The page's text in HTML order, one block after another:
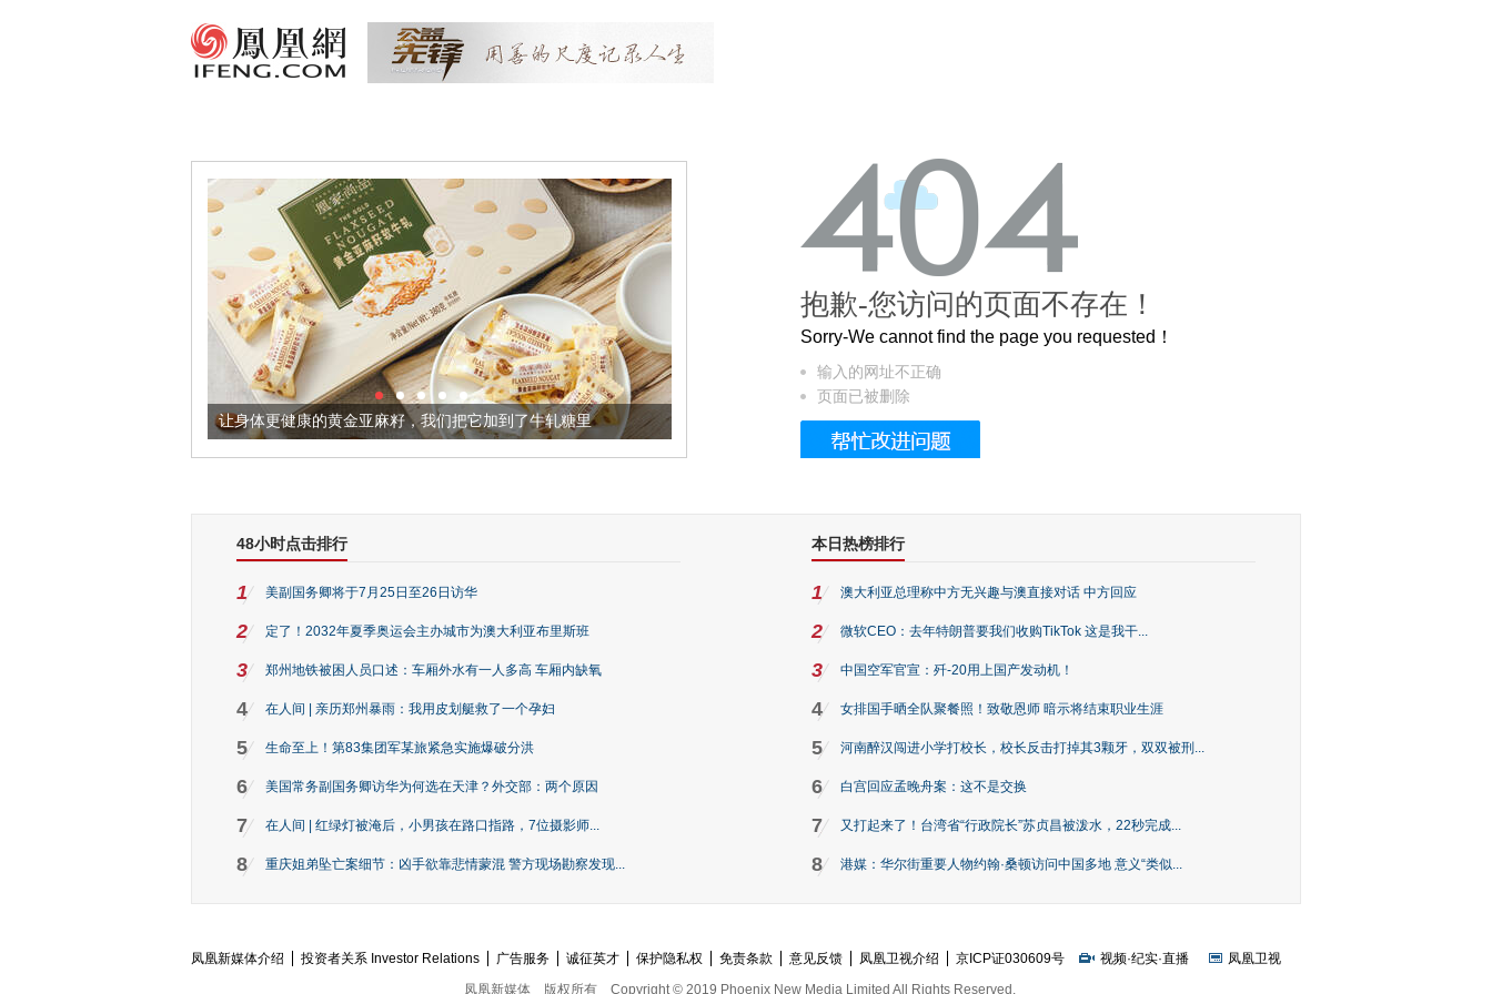
让身体更健康的黄金亚麻籽，我们把它加到了牛轧糖里 被列入佛家七宝的它到底有多美？
抱歉-您访问的页面不存在！
Sorry-We cannot find the page you requested！
输入的网址不正确
页面已被删除
48小时点击排行
1 美副国务卿将于7月25日至26日访华
2 定了！2032年夏季奥运会主办城市为澳大利亚布里斯班
3 郑州地铁被困人员口述：车厢外水有一人多高 车厢内缺氧
4 在人间 | 亲历郑州暴雨：我用皮划艇救了一个孕妇
5 生命至上！第83集团军某旅紧急实施爆破分洪
6 美国常务副国务卿访华为何选在天津？外交部：两个原因
7 在人间 | 红绿灯被淹后，小男孩在路口指路，7位摄影师...
8 重庆姐弟坠亡案细节：凶手欲靠悲情蒙混 警方现场勘察发现...
本日热榜排行
1 澳大利亚总理称中方无兴趣与澳直接对话 中方回应
2 微软CEO：去年特朗普要我们收购TikTok 这是我干...
3 中国空军官宣：歼-20用上国产发动机！
4 女排国手晒全队聚餐照！致敬恩师 暗示将结束职业生涯
5 河南醉汉闯进小学打校长，校长反击打掉其3颗牙，双双被刑...
6 白宫回应孟晚舟案：这不是交换
7 又打起来了！台湾省“行政院长”苏贞昌被泼水，22秒完成...
8 港媒：华尔街重要人物约翰·桑顿访问中国多地 意义“类似...
凤凰新媒体介绍 投资者关系 Investor Relations 广告服务 诚征英才 保护隐私权 免责条款 意见反馈 凤凰卫视介绍 京ICP证030609号 视频·纪实·直播
凤凰卫视
凤凰新媒体
版权所有 Copyright © 2019 Phoenix New Media Limited All Rights Reserved.